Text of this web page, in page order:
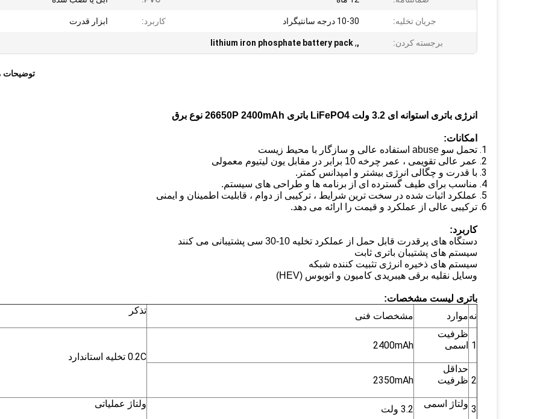
جریان تخلیه: 10-30 درجه سانتیگراد کاربرد: ابزار قدرت
برجسته کردن: ,
,
lithium iron phosphate battery pack
انرژی باتری استوانه ای 3.2 ولت LiFePO4 باتری 26650P 2400mAh نوع برق
امکانات:
تحمل سو abuse استفاده عالی و سازگار با محیط زیست
عمر عالی تقویمی ، عمر چرخه 10 برابر در مقابل یون لیتیوم معمولی
با قدرت و چگالی انرژی بیشتر و امپدانس کمتر.
مناسب برای طیف گسترده ای از برنامه ها و طراحی های سیستم.
عملکرد اثبات شده در سخت ترین شرایط ، ترکیبی از دوام ، قابلیت اطمینان و ایمنی
ترکیبی عالی از عملکرد و قیمت را ارائه می دهد.
کاربرد:
دستگاه های پرقدرت قابل حمل از عملکرد تخلیه 10-30 سی پشتیبانی می کنند
سیستم های پشتیبان باتری ثابت
سیستم های ذخیره انرژی تثبیت کننده شبکه
وسایل نقلیه برقی هیبریدی کامیون و اتوبوس (HEV)
باتری لیست مشخصات:
نهموارد مشخصات فنی تذکر
1
ظرفیت
اسمی
2400mAh
0.2C تخلیه استاندارد
2
حداقل
ظرفیت
2350mAh
3 ولتاژ اسمی 3.2 ولت ولتاژ عملیاتی